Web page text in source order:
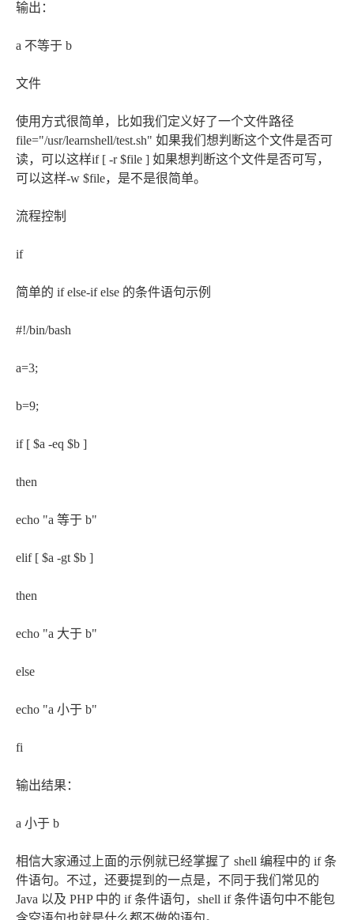
输出：
a 不等于 b
文件
使用方式很简单，比如我们定义好了一个文件路径
file="/usr/learnshell/test.sh" 如果我们想判断这个文件是否可
读，可以这样if [ -r $file ] 如果想判断这个文件是否可写，
可以这样-w $file，是不是很简单。
流程控制
if
简单的 if else-if else 的条件语句示例
#!/bin/bash
a=3;
b=9;
if [ $a -eq $b ]
then
echo "a 等于 b"
elif [ $a -gt $b ]
then
echo "a 大于 b"
else
echo "a 小于 b"
fi
输出结果：
a 小于 b
相信大家通过上面的示例就已经掌握了 shell 编程中的 if 条
件语句。不过，还要提到的一点是，不同于我们常见的
Java 以及 PHP 中的 if 条件语句，shell if 条件语句中不能包